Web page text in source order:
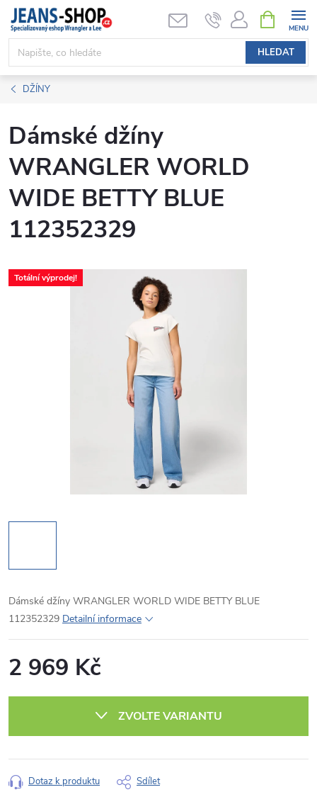
Přejít
obsah
HLEDAT
NÁKUPNÍ
KOŠÍK
DŽÍNY
Dámské džíny
WRANGLER WORLD
WIDE BETTY BLUE
112352329
Totální výprodej!
Dámské džíny WRANGLER WORLD WIDE BETTY BLUE
112352329 Detailní informace
2 969 Kč
ZVOLTE VARIANTU
Dotaz k produktu Sdílet